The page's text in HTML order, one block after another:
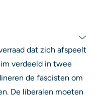
dat zich afspeelt
verdeeld in twee
de fascisten om
De liberalen moeten